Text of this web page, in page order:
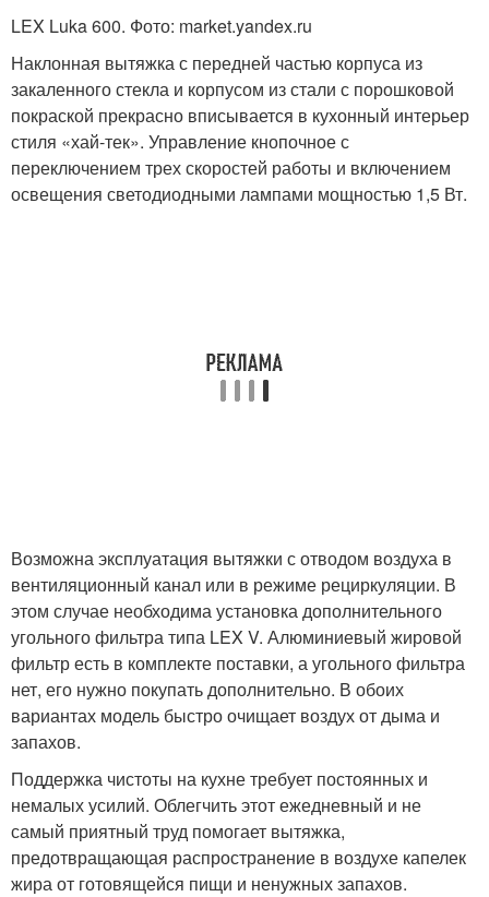
LEX Luka 600. Фото: market.yandex.ru
Наклонная вытяжка с передней частью корпуса из
закаленного стекла и корпусом из стали с порошковой
покраской прекрасно вписывается в кухонный интерьер
стиля «хай-тек». Управление кнопочное с
переключением трех скоростей работы и включением
освещения светодиодными лампами мощностью 1,5 Вт.
Возможна эксплуатация вытяжки с отводом воздуха в
вентиляционный канал или в режиме рециркуляции. В
этом случае необходима установка дополнительного
угольного фильтра типа LEX V. Алюминиевый жировой
фильтр есть в комплекте поставки, а угольного фильтра
нет, его нужно покупать дополнительно. В обоих
вариантах модель быстро очищает воздух от дыма и
запахов.
Поддержка чистоты на кухне требует постоянных и
немалых усилий. Облегчить этот ежедневный и не
самый приятный труд помогает вытяжка,
предотвращающая распространение в воздухе капелек
жира от готовящейся пищи и ненужных запахов.